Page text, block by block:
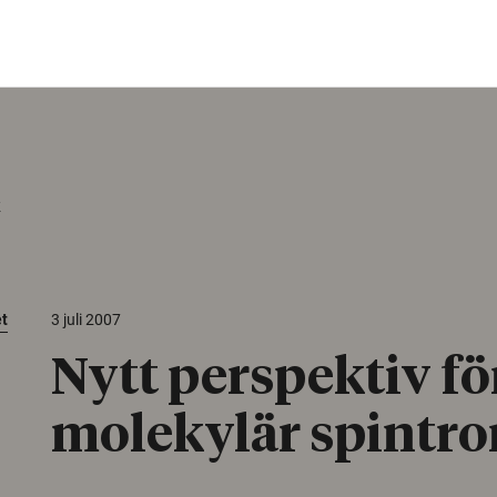
3 juli 2007
Nytt perspektiv
molekylär